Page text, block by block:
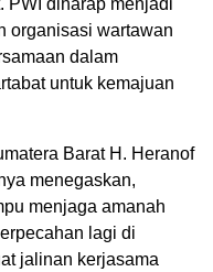
PWI diharap menjadi
organisasi wartawan
dalam
untuk kemajuan
Barat H. Heranof
menegaskan,
menjaga amanah
lagi di
jalinan kerjasama